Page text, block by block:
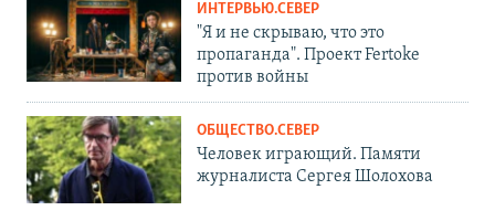
ИНТЕРВЬЮ.СЕВЕР
"Я и не скрываю, что это
пропаганда". Проект Fertoke
против войны
ОБЩЕСТВО.СЕВЕР
Человек играющий. Памяти
журналиста Сергея Шолохова